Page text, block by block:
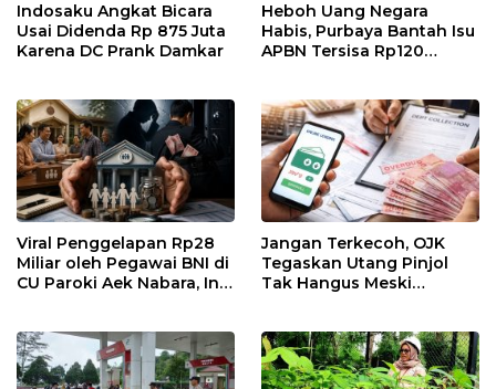
Indosaku Angkat Bicara
Usai Didenda Rp 875 Juta
Karena DC Prank Damkar
Heboh Uang Negara
Habis, Purbaya Bantah Isu
APBN Tersisa Rp120
Viral Penggelapan Rp28
Miliar oleh Pegawai BNI di
CU Paroki Aek Nabara, Ini
Jangan Terkecoh, OJK
Tegaskan Utang Pinjol
Tak Hangus Meski